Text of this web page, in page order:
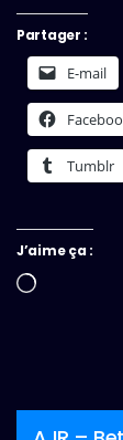
Partager :
E-mail
Tumblr
J’aime ça :